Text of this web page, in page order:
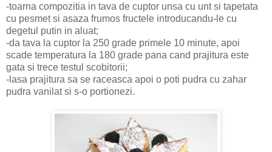
-toarna compozitia in tava de cuptor unsa cu unt si tapetata
cu pesmet si asaza frumos fructele introducandu-le cu
degetul putin in aluat;
-da tava la cuptor la 250 grade primele 10 minute, apoi
scade temperatura la 180 grade pana cand prajitura este
gata si trece testul scobitorii;
-lasa prajitura sa se raceasca apoi o poti pudra cu zahar
pudra vanilat si s-o portionezi.